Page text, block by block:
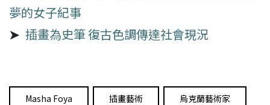
夢的女子紀事
➤ 插畫為史筆 復古色調傳達社會現況
Masha Foya 插畫藝術 烏克蘭藝術家